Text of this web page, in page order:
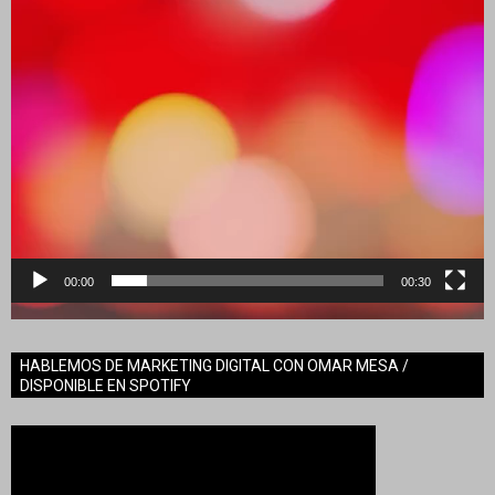
00:00 00:30
HABLEMOS DE MARKETING DIGITAL CON OMAR MESA /
DISPONIBLE EN SPOTIFY